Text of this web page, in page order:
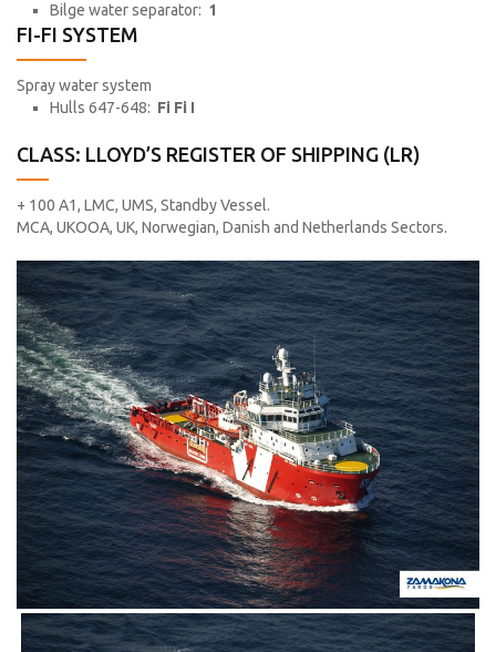
Bilge water separator: 1
FI-FI SYSTEM
Spray water system
Hulls 647-648: Fi Fi I
CLASS: LLOYD’S REGISTER OF SHIPPING (LR)
+ 100 A1, LMC, UMS, Standby Vessel.
MCA, UKOOA, UK, Norwegian, Danish and Netherlands Sectors.